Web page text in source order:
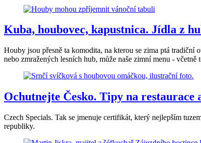
Kuba, houbovec, kapustnica. Jídla z
Houby jsou přesně ta komodita, na kterou se zima ptá tradiční
nebo zmražených lesních hub, může naše zimní menu -
Ochutnejte Česko. Tipy na restaurace
Czech Specials. Tak se jmenuje certifikát, který nejlepším
republiky.